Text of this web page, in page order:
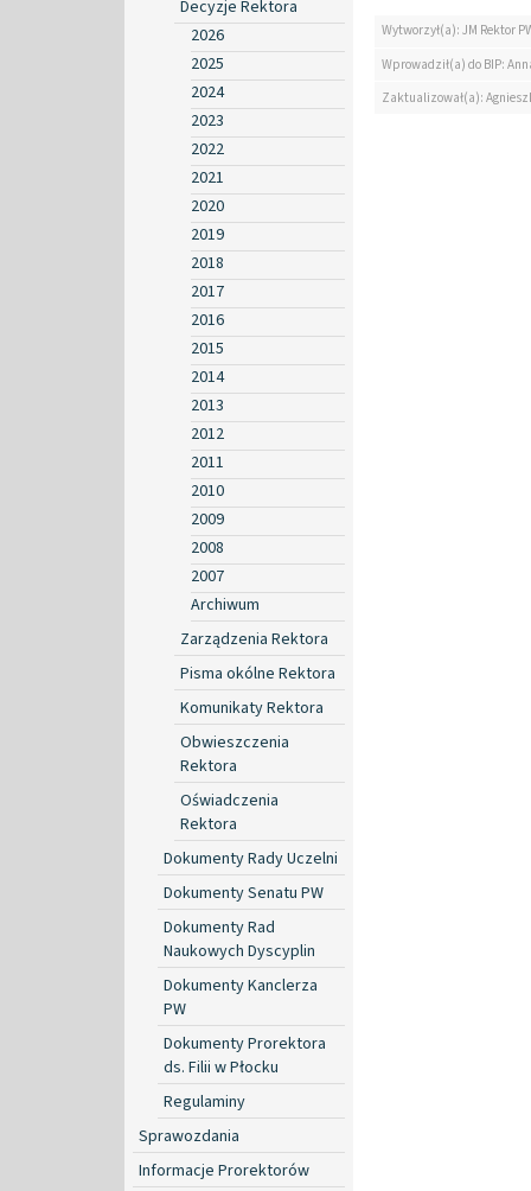
Decyzje Rektora
2026
2025
2024
2023
2022
2021
2020
2019
2018
2017
2016
2015
2014
2013
2012
2011
2010
2009
2008
2007
Archiwum
Zarządzenia Rektora
Pisma okólne Rektora
Komunikaty Rektora
Obwieszczenia
Rektora
Oświadczenia
Rektora
Dokumenty Rady Uczelni
Dokumenty Senatu PW
Dokumenty Rad
Naukowych Dyscyplin
Dokumenty Kanclerza
PW
Dokumenty Prorektora
ds. Filii w Płocku
Regulaminy
Sprawozdania
Informacje Prorektorów
Wytworzył(a): JM Rektor
Wprowadził(a) do BIP:
Zaktualizował(a):